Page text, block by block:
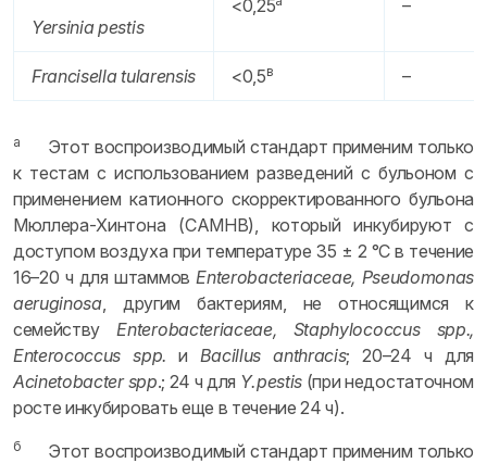
Yersinia pestis
<0,25 –
Francisella tularensis <0,5в –
а Этот воспроизводимый стандарт применим только
к тестам с использованием разведений с бульоном с
применением катионного скорректированного бульона
Мюллера-Хинтона (CAMHB), который инкубируют с
доступом воздуха при температуре 35 ± 2 °C в течение
16–20 ч для штаммовEnterobacteriaceae, Pseudomonas
aeruginosa, другим бактериям, не относящимся к
семействуEnterobacteriaceae, Staphylococcusspp.,
Enterococcus spp. иBacillus anthracis; 20–24 ч для
Acinetobacterspp.; 24 ч для Y. pestis (при недостаточном
росте инкубировать еще в течение 24 ч).
б Этот воспроизводимый стандарт применим только